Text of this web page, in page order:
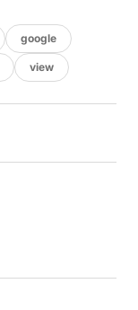
google
view